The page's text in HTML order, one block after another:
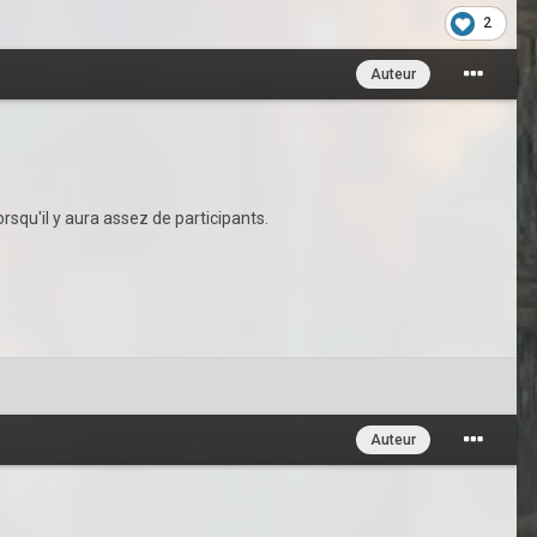
2
Auteur
y aura assez de participants.
Auteur